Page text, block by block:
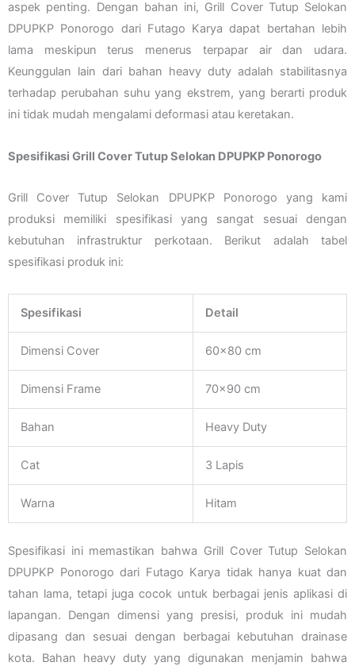
aspek penting. Dengan bahan ini, Grill Cover Tutup Selokan
DPUPKP Ponorogo dari Futago Karya dapat bertahan lebih
lama meskipun terus menerus terpapar air dan udara.
Keunggulan lain dari bahan heavy duty adalah stabilitasnya
terhadap perubahan suhu yang ekstrem, yang berarti produk
ini tidak mudah mengalami deformasi atau keretakan.
Spesifikasi Grill Cover Tutup Selokan DPUPKP Ponorogo
Grill Cover Tutup Selokan DPUPKP Ponorogo yang kami
produksi memiliki spesifikasi yang sangat sesuai dengan
kebutuhan infrastruktur perkotaan. Berikut adalah tabel
spesifikasi produk ini:
Spesifikasi Detail
Dimensi Cover 60×80 cm
Dimensi Frame 70×90 cm
Bahan Heavy Duty
Cat 3 Lapis
Warna Hitam
Spesifikasi ini memastikan bahwa Grill Cover Tutup Selokan
DPUPKP Ponorogo dari Futago Karya tidak hanya kuat dan
tahan lama, tetapi juga cocok untuk berbagai jenis aplikasi di
lapangan. Dengan dimensi yang presisi, produk ini mudah
dipasang dan sesuai dengan berbagai kebutuhan drainase
kota. Bahan heavy duty yang digunakan menjamin bahwa